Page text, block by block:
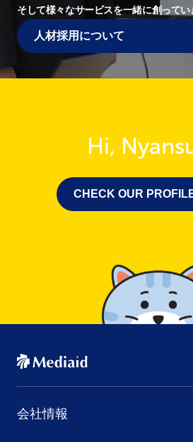
そして様々なサービスを一緒に創ってい
人材採用について
Hi,
CHECK OUR
会社情報